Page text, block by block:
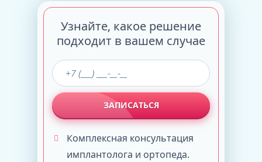
Узнайте, какое решение
подходит в вашем случае
ЗАПИСАТЬСЯ
Комплексная консультация
имплантолога и ортопеда.